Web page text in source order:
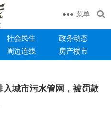
菜单
社会民生
政务动态
周边连线 房产楼市
入城市污水管网，被罚款